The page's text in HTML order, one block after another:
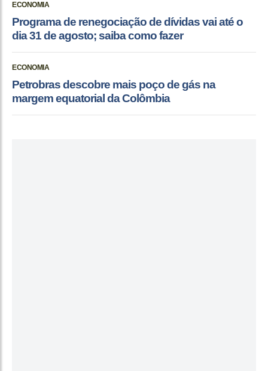
ECONOMIA
Programa de renegociação de dívidas vai até o
dia 31 de agosto; saiba como fazer
ECONOMIA
Petrobras descobre mais poço de gás na
margem equatorial da Colômbia